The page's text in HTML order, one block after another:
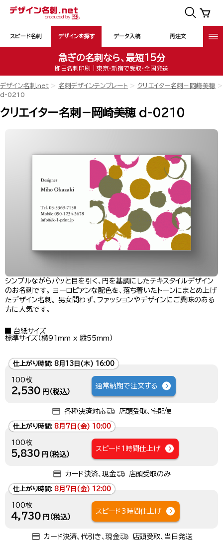
スピード名刺 デザインを探す データ入稿 再注文
急ぎの名刺なら、最短15分
即日名刺印刷｜東京・新宿で受取・全国発送
デザイン名刺.net 名刺デザインテンプレート
クリエイター名刺－岡崎美穂
d-0210
クリエイター名刺－岡崎美穂 d-0210
シンプルながらパッと目を引く、円を基調にしたテキスタイルデザイン
のお名刺です。 ヨーロピアンな配色を、落ち着いたトーンにまとめ上げ
たデザイン名刺。 男女問わず、ファッションやデザインにご興味のある
方に人気です。
台紙サイズ
標準サイズ（横91mm x 縦55mm）
仕上がり時間: 8月13日(木) 16:00
100枚
2,530 円（税込）
通常納期で注文する
各種決済対応 店頭受取、宅配便
仕上がり時間: 8月7日(金) 10:00
100枚
5,830 円（税込）
スピード1時間仕上げ
カード決済、現金 店頭受取のみ
仕上がり時間: 8月7日(金) 12:00
100枚
4,730 円（税込）
スピード3時間仕上げ
カード決済、代引き、現金 店頭受取、当日発送